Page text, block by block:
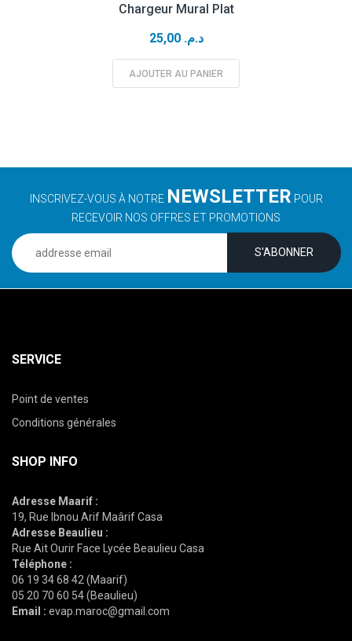
Chargeur Mural Plat
د.م. 25,00
AJOUTER AU PANIER
INSCRIVEZ-VOUS À NOTRE NEWSLETTER POUR
RECEVOIR NOS OFFRES ET PROMOTIONS
SERVICE
Point de ventes
Conditions générales
SHOP INFO
Adresse Maarif :
19, Rue Ibnou Arif Maârif Casa
Adresse Beaulieu :
Rue Ait Ourir Face Lycée Beaulieu Casa
Téléphone :
06 19 34 68 42 (Maarif)
05 20 70 60 54 (Beaulieu)
Email : evap.maroc@gmail.com